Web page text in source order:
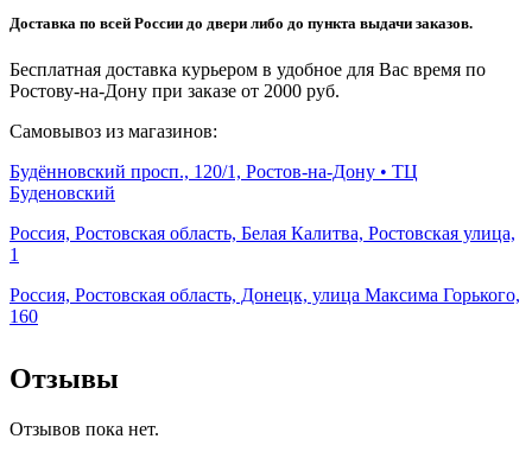
Доставка по всей России до двери либо до пункта выдачи заказов.
Бесплатная доставка курьером в удобное для Вас время по
Ростову-на-Дону при заказе от 2000 руб.
Самовывоз из магазинов:
Будённовский просп., 120/1, Ростов-на-Дону • ТЦ
Буденовский
Россия, Ростовская область, Белая Калитва, Ростовская улица,
1
Россия, Ростовская область, Донецк, улица Максима Горького,
160
Отзывы
Отзывов пока нет.